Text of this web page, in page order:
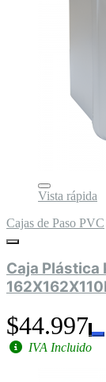
Vista rápida
Cajas de Paso PVC
Caja Plástica
$44.997
IVA Incluido